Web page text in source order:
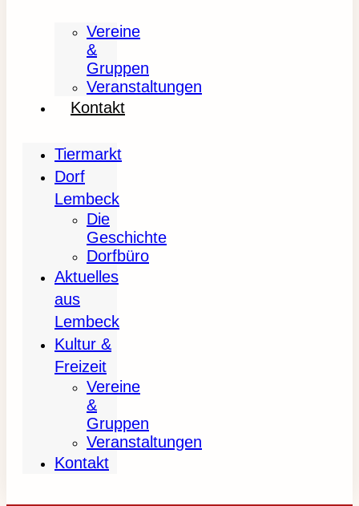
Vereine
&
Gruppen
Veranstaltungen
Kontakt
Tiermarkt
Dorf
Lembeck
Die
Geschichte
Dorfbüro
Aktuelles
aus
Lembeck
Kultur &
Freizeit
Vereine
&
Gruppen
Veranstaltungen
Kontakt